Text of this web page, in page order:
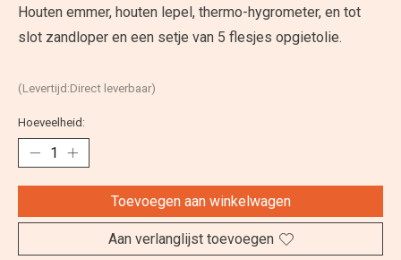
Houten emmer, houten lepel, thermo-hygrometer, en tot
slot zandloper en een setje van 5 flesjes opgietolie.
(Levertijd:Direct leverbaar)
Hoeveelheid:
Toevoegen aan winkelwagen
Aan verlanglijst toevoegen